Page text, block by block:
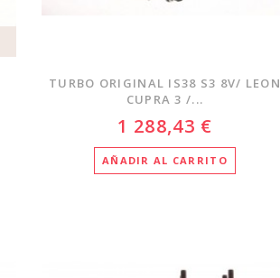
TURBO ORIGINAL IS38 S3 8V/ LEON
CUPRA 3 /...
1 288,43 €
AÑADIR AL CARRITO